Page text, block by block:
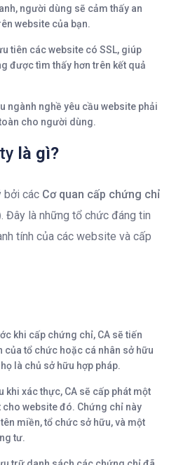
người dùng sẽ cảm thấy an
website của bạn.
tiên các website có SSL, giúp
được tìm thấy hơn trên kết quả
ngành nghề yêu cầu website phải
cho người dùng.
là gì?
bởi các Cơ quan cấp chứng chỉ
. Đây là những tổ chức đáng tin
tính của các website và cấp
khi cấp chứng chỉ, CA sẽ tiến
của tổ chức hoặc cá nhân sở hữu
là chủ sở hữu hợp pháp.
khi xác thực, CA sẽ cấp phát một
cho website đó. Chứng chỉ này
miền, tổ chức sở hữu, và một
tư.